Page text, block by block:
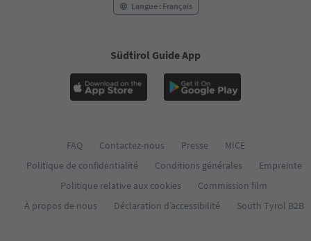
Langue : Français
Südtirol Guide App
FAQ Contactez-nous Presse
MICE
Politique de confidentialité
Conditions générales
Empreinte
Politique relative aux cookies
Commission film
À propos de nous
Déclaration d’accessibilité South Tyrol B2B